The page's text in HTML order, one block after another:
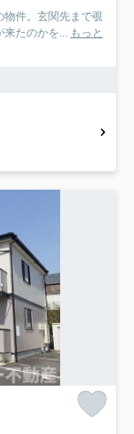
件。玄関先まで覗
たのかを...
もっと